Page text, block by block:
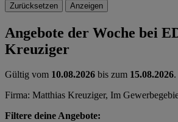
Zurücksetzen Anzeigen
Angebote der Woche bei
Kreuziger
Gültig vom 10.08.2026 bis zum 15.08.2026.
Firma: Matthias Kreuziger, Im
Filtere deine Angebote: